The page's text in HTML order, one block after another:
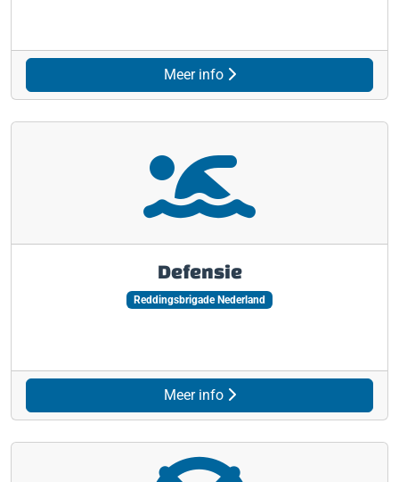
Meer info
Defensie
Reddingsbrigade Nederland
Meer info